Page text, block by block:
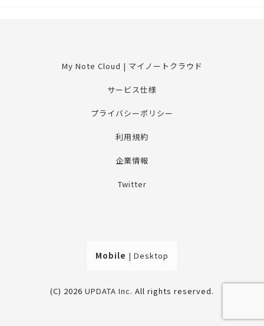
My Note Cloud | マイノートクラウド
サービス仕様
プライバシーポリシー
利用規約
企業情報
Twitter
Mobile | Desktop
(C) 2026 UPDATA Inc. All rights reserved.